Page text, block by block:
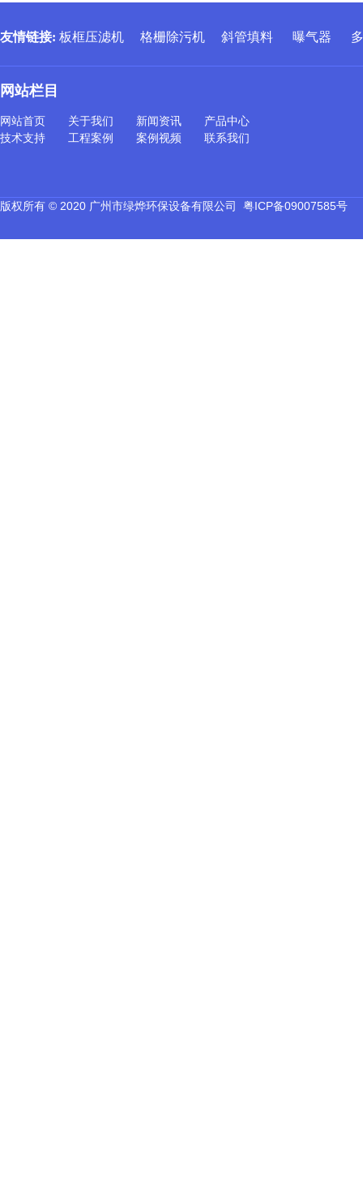
版权所有 © 2020 广州市绿烨环保设备有限公司 粤ICP备09007585号
网站栏目
网站首页 关于我们 新闻资讯
产品中心
技术支持
工程案例 案例视频 联系我们
友情链接: 板框压滤机 格栅除污机 斜管填料 曝气器